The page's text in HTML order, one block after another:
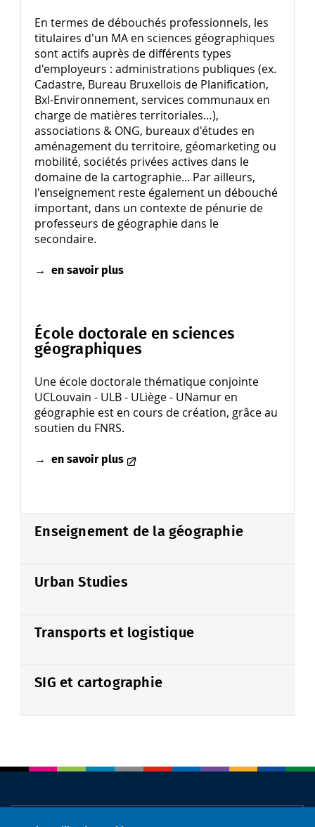
En termes de débouchés professionnels, les
titulaires d'un MA en sciences géographiques
sont actifs auprès de différents types
d'employeurs : administrations publiques (ex.
Cadastre, Bureau Bruxellois de Planification,
Bxl-Environnement, services communaux en
charge de matières territoriales…),
associations & ONG, bureaux d'études en
aménagement du territoire, géomarketing ou
mobilité, sociétés privées actives dans le
domaine de la cartographie... Par ailleurs,
l'enseignement reste également un débouché
important, dans un contexte de pénurie de
professeurs de géographie dans le
secondaire.
→en savoir plus
École doctorale en sciences
géographiques
Une école doctorale thématique conjointe
UCLouvain - ULB - ULiège - UNamur en
géographie est en cours de création, grâce au
soutien du FNRS.
→en savoir plus
Enseignement de la géographie
Urban Studies
Transports et logistique
SIG et cartographie